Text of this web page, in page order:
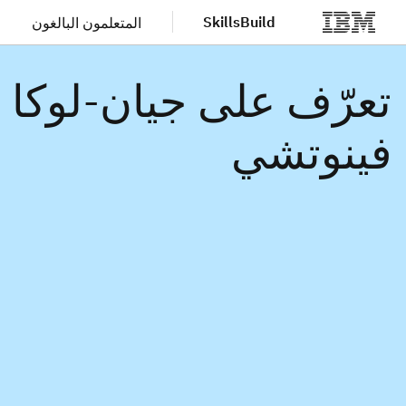
الانتقال إلى المحتوى الرئيسي
SkillsBuild المتعلمون البالغون
تعرّف على جيان-لوكا
فينوتشي